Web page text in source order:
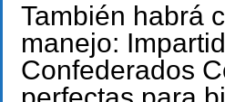
También habrá
manejo:
Confederados